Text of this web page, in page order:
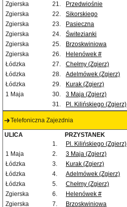
Zgierska
21. Przedwiośnie
Zgierska
22. Sikorskiego
Zgierska
23. Pasieczna
Zgierska
24. Świtezianki
Zgierska
25. Brzoskwiniowa
Zgierska
26. Helenówek #
Łódzka
27.
Chełmy (Zgierz)
Łódzka
28.
Adelmówek (Zgierz)
Łódzka
29.
Kurak (Zgierz)
1 Maja
30.
3 Maja (Zgierz)
31.
Pl. Kilińskiego (Zgierz)
Telefoniczna Zajezdnia
ULICA PRZYSTANEK
1.
Pl. Kilińskiego (Zgierz)
1 Maja
2.
3 Maja (Zgierz)
Łódzka
3.
Kurak (Zgierz)
Łódzka
4.
Adelmówek (Zgierz)
Łódzka
5.
Chełmy (Zgierz)
Zgierska
6. Helenówek #
Zgierska
7. Brzoskwiniowa